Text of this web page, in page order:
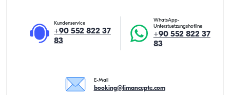
Kundenservice
+90 552 822 37
83
WhatsApp-
Unterstuetzungshotline
+90 552 822 37
83
E-Mail
booking@limancepte.com